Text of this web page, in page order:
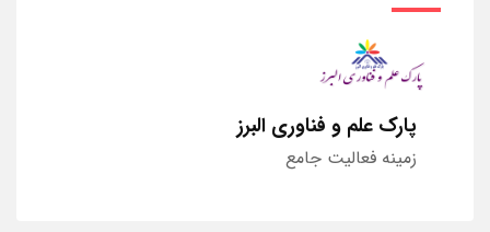
پارک علم و فناوری البرز
زمینه فعالیت جامع